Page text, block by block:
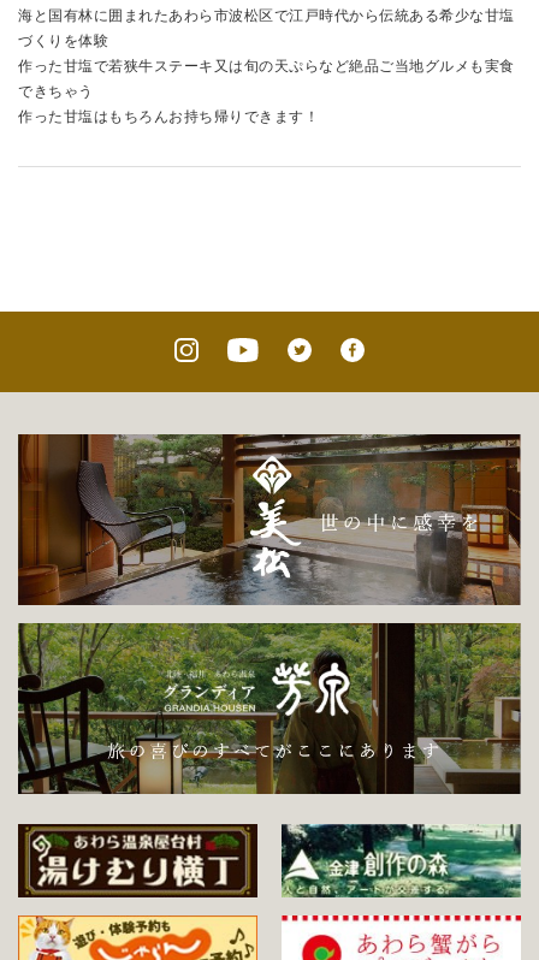
海と国有林に囲まれたあわら市波松区で江戸時代から伝統ある希少な甘塩
づくりを体験
作った甘塩で若狭牛ステーキ又は旬の天ぷらなど絶品ご当地グルメも実食
できちゃう
作った甘塩はもちろんお持ち帰りできます！